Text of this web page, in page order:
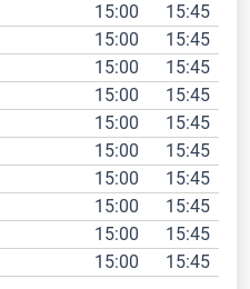
15:00
15:45
15:00
15:45
15:00
15:45
15:00
15:45
15:00
15:45
15:00
15:45
15:00
15:45
15:00
15:45
15:00
15:45
15:00 15:45